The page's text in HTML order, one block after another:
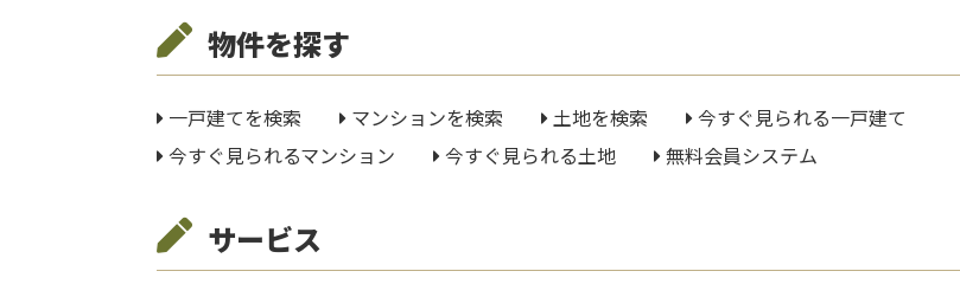
物件を探す
一戸建てを検索 マンションを検索 土地を検索
今すぐ見られる一戸建て
今すぐ見られるマンション
今すぐ見られる土地 無料会員システム
サービス